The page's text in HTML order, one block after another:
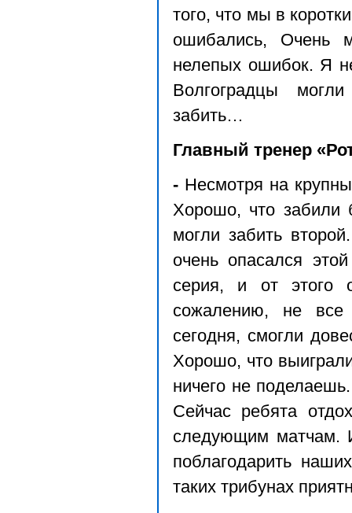
того, что мы в
ошибались, Очень
нелепых ошибок. Я
Волгоградцы
забить…
Главный тренер
- Несмотря на
Хорошо, что забили
могли забить
очень опасался
серия, и от этого
сожалению, не все
сегодня, смогли
Хорошо, что
ничего не
Сейчас ребята
следующим матчам.
поблагодарить
таких трибунах